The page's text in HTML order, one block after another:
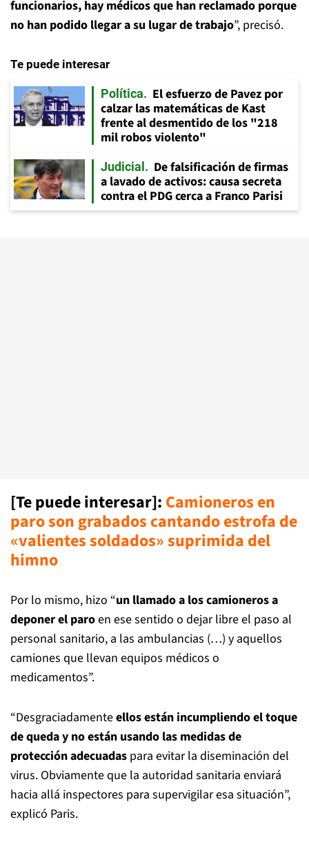
funcionarios, hay médicos que han reclamado porque
no han podido llegar a su lugar de trabajo”, precisó.
Te puede interesar
Política
El esfuerzo de Pavez por
calzar las matemáticas de Kast
frente al desmentido de los "218
mil robos violento"
Judicial
De falsificación de firmas
a lavado de activos: causa secreta
contra el PDG cerca a Franco Parisi
[Te puede interesar]: Camioneros en
paro son grabados cantando estrofa de
«valientes soldados» suprimida del
himno
Por lo mismo, hizo “un llamado a los camioneros a
deponer el paroen ese sentido o dejar libre el paso al
personal sanitario, a las ambulancias (…) y aquellos
camiones que llevan equipos médicos o
medicamentos”.
“Desgraciadamenteellos están incumpliendo el toque
de queda y no están usando las medidas de
protección adecuadas para evitar la diseminación del
virus. Obviamente que la autoridad sanitaria enviará
hacia allá inspectores para supervigilar esa situación”,
explicó Paris.